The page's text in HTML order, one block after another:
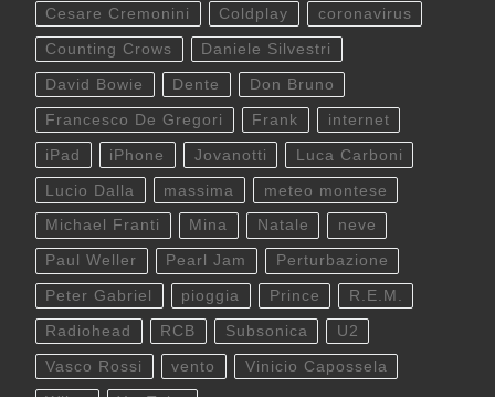
Cesare Cremonini Coldplay coronavirus
Counting Crows Daniele Silvestri
David Bowie Dente Don Bruno
Francesco De Gregori Frank internet
iPad iPhone Jovanotti Luca Carboni
Lucio Dalla massima meteo montese
Michael Franti Mina Natale neve
Paul Weller Pearl Jam Perturbazione
Peter Gabriel pioggia Prince R.E.M.
Radiohead RCB Subsonica U2
Vasco Rossi vento Vinicio Capossela